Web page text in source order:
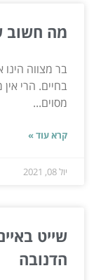
מה חשוב
בר מצווה
בחיים. הרי
מסוים...
קרא עוד »
יול 08, 2021
הדנובה